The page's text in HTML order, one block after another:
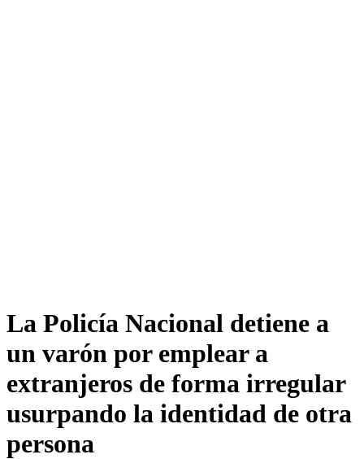
La Policía Nacional detiene a
un varón por emplear a
extranjeros de forma irregular
usurpando la identidad de otra
persona